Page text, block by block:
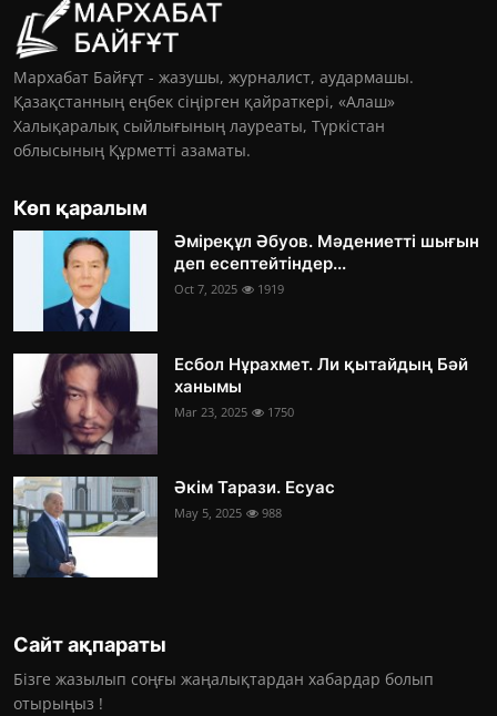
Мархабат Байғұт - жазушы, журналист, аудармашы.
Қазақстанның еңбек сіңірген қайраткері, «Алаш»
Халықаралық сыйлығының лауреаты, Түркістан
облысының Құрметті азаматы.
Көп қаралым
Әміреқұл Әбуов. Мәдениетті шығын
деп есептейтіндер...
Oct 7, 2025 1919
Есбол Нұрахмет. Ли қытайдың Бәй
ханымы
Mar 23, 2025 1750
Әкім Тарази. Есуас
May 5, 2025 988
Сайт ақпараты
Бізге жазылып соңғы жаңалықтардан хабардар болып
отырыңыз !